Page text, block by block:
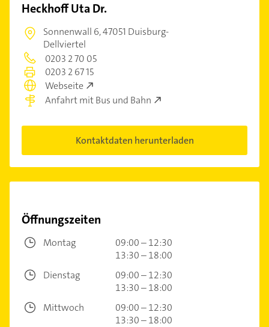
Heckhoff Uta Dr.
Sonnenwall 6,47051 Duisburg-
Dellviertel
0203 2 70 05
0203 2 67 15
Webseite
Anfahrt mit Bus und Bahn
Kontaktdaten herunterladen
Öffnungszeiten
Montag
09:00 – 12:30
13:30 – 18:00
Dienstag
09:00 – 12:30
13:30 – 18:00
Mittwoch
09:00 – 12:30
13:30 – 18:00